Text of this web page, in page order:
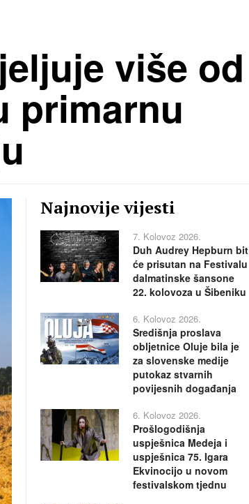
više od
primarnu
Najnovije vijesti
7. Kolovoz 2026.
Duh Audrey Hepburn bit
će prisutan na Festivalu
dalmatinske šansone
22. kolovoza u Šibeniku
6. Kolovoz 2026.
Središnja proslava
obljetnice Oluje bila je
za slovenske medije
putokaz stvarnih
povijesnih događanja
6. Kolovoz 2026.
Prošlogodišnja
uspješnica Medeja i
uspješnica 75. Igara
Ekvinocijo u novom
festivalskom tjednu